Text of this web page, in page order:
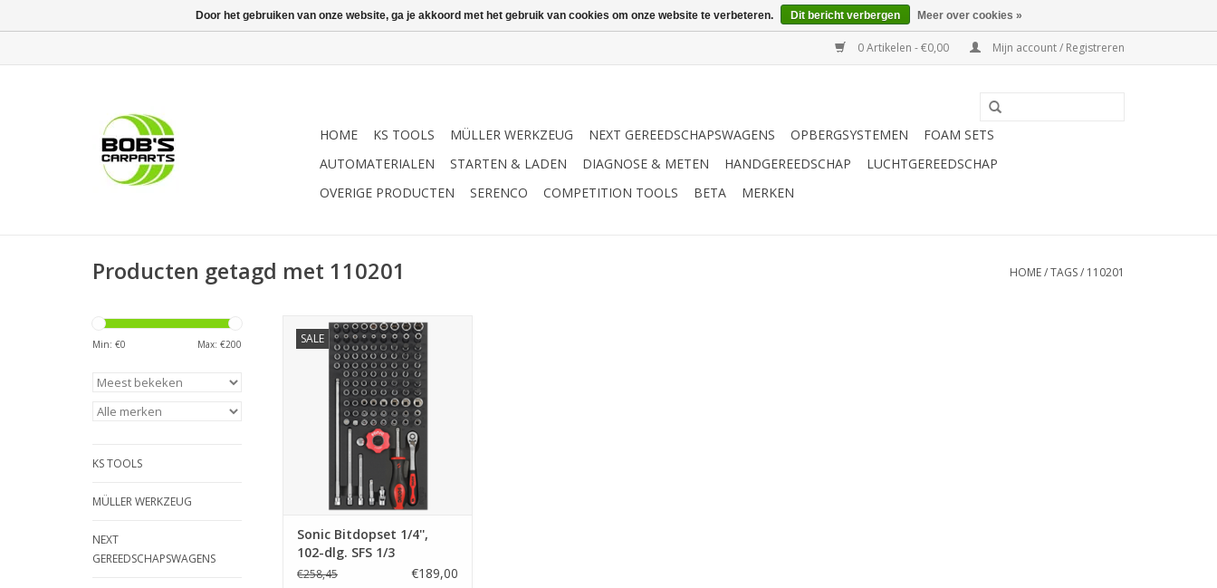
0 Artikelen - €0,00 Mijn account / Registreren
HOME KS TOOLS MÜLLER WERKZEUG NEXT GEREEDSCHAPSWAGENS OPBERGSYSTEMEN
FOAM SETS
AUTOMATERIALEN
STARTEN & LADEN DIAGNOSE & METEN HANDGEREEDSCHAP
LUCHTGEREEDSCHAP
OVERIGE PRODUCTEN
SERENCO COMPETITION TOOLS BETA MERKEN
Producten getagd met 110201 HOME/TAGS/ 110201
Min: €0 Max: €200
KS TOOLS
MÜLLER WERKZEUG
NEXT
GEREEDSCHAPSWAGENS
SALE
Sonic Bitdopset 1/4'', 102-dlg. SFS
1/3
TOEVOEGEN AAN WINKELWAGEN
Sonic Bitdopset 1/4'',
102-dlg. SFS 1/3
€258,45 €189,00
Door het gebruiken van onze website, ga je akkoord met het gebruik van cookies om onze website te verbeteren. Dit bericht verbergen Meer over cookies »